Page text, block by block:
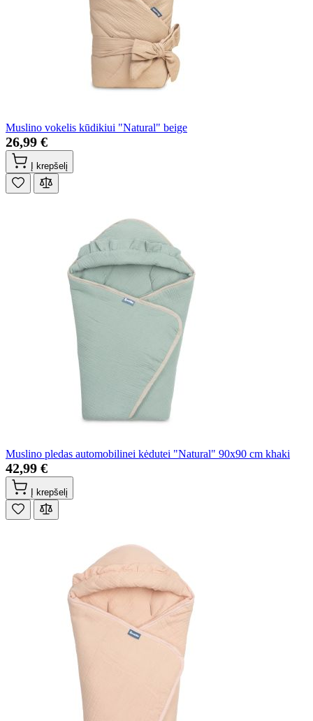
Muslino vokelis kūdikiui "Natural" beige
26,99 €
Į krepšelį
Muslino pledas automobilinei kėdutei "Natural" 90x90 cm khaki
42,99 €
Į krepšelį